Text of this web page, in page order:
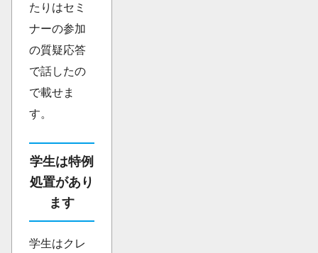
たりはセミ
ナーの参加
の質疑応答
で話したの
で載せま
す。
学生は特例
処置があり
ます
学生はクレ